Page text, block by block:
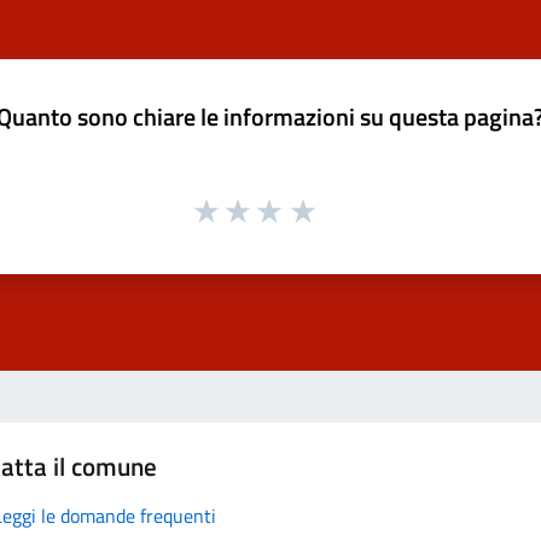
sono chiare le informazioni su questa
il comune
le domande frequenti